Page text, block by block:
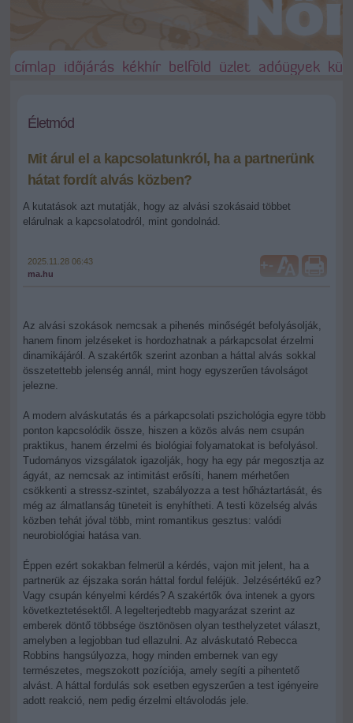
címlap időjárás kékhír belföld üzlet adóügyek
Életmód
Mit árul el a kapcsolatunkról, ha a partnerünk
hátat fordít alvás közben?
A kutatások azt mutatják, hogy az alvási szokásaid többet
elárulnak a kapcsolatodról, mint gondolnád.
2025.11.28 06:43
ma.hu
+-
Az alvási szokások nemcsak a pihenés minőségét befolyásolják,
hanem finom jelzéseket is hordozhatnak a párkapcsolat érzelmi
dinamikájáról. A szakértők szerint azonban a háttal alvás sokkal
összetettebb jelenség annál, mint hogy egyszerűen távolságot
jelezne.
A modern alváskutatás és a párkapcsolati pszichológia egyre több
ponton kapcsolódik össze, hiszen a közös alvás nem csupán
praktikus, hanem érzelmi és biológiai folyamatokat is befolyásol.
Tudományos vizsgálatok igazolják, hogy ha egy pár megosztja az
ágyát, az nemcsak az intimitást erősíti, hanem mérhetően
csökkenti a stressz-szintet, szabályozza a test hőháztartását, és
még az álmatlanság tüneteit is enyhítheti. A testi közelség alvás
közben tehát jóval több, mint romantikus gesztus: valódi
neurobiológiai hatása van.
Éppen ezért sokakban felmerül a kérdés, vajon mit jelent, ha a
partnerük az éjszaka során háttal fordul feléjük. Jelzésértékű ez?
Vagy csupán kényelmi kérdés? A szakértők óva intenek a gyors
következtetésektől. A legelterjedtebb magyarázat szerint az
emberek döntő többsége ösztönösen olyan testhelyzetet választ,
amelyben a legjobban tud ellazulni. Az alváskutató Rebecca
Robbins hangsúlyozza, hogy minden embernek van egy
természetes, megszokott pozíciója, amely segíti a pihentető
alvást. A háttal fordulás sok esetben egyszerűen a test igényeire
adott reakció, nem pedig érzelmi eltávolodás jele.